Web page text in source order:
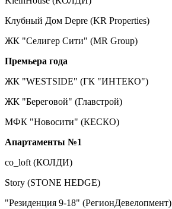
Клубный Дом Depre (KR Properties)
ЖК "Селигер Сити" (MR Group)
Премьера года
ЖК "WESTSIDE" (ГК "ИНТЕКО")
ЖК "Береговой" (Главстрой)
МФК "Новосити" (КЕСКО)
Апартаменты №1
co_loft (КОЛДИ)
Story (STONE HEDGE)
"Резиденция 9-18" (РегионДевелопмент)